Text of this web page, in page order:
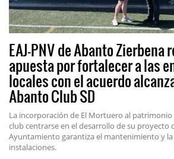
EAJ-PNV de Abanto Zierbena
apuesta por fortalecer a las
locales con el acuerdo
Abanto Club SD
La incorporación de El Mortuero al
club centrarse en el desarrollo de su proyecto
Ayuntamiento garantiza el mantenimiento y la
instalaciones.